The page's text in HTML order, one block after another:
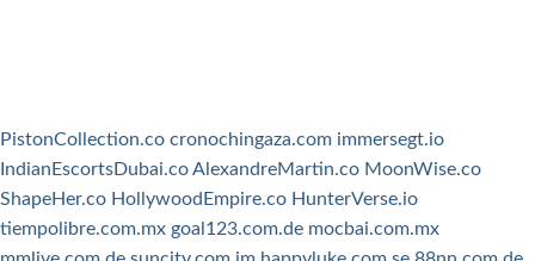
PistonCollection.co cronochingaza.com immersegt.io
IndianEscortsDubai.coAlexandreMartin.co MoonWise.co
ShapeHer.co HollywoodEmpire.co HunterVerse.io
tiempolibre.com.mx goal123.com.de mocbai.com.mx